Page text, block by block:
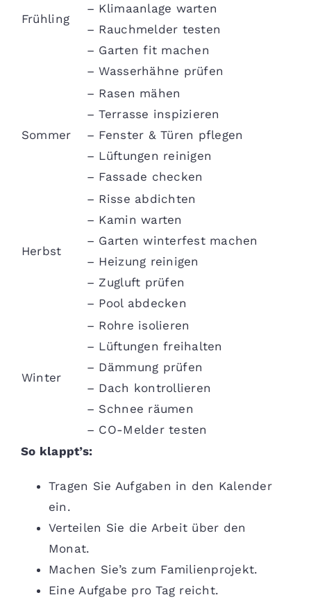
Frühling
– Klimaanlage warten
– Rauchmelder testen
– Garten fit machen
– Wasserhähne prüfen
Sommer
– Rasen mähen
– Terrasse inspizieren
– Fenster & Türen pflegen
– Lüftungen reinigen
– Fassade checken
Herbst
– Risse abdichten
– Kamin warten
– Garten winterfest machen
– Heizung reinigen
– Zugluft prüfen
– Pool abdecken
Winter
– Rohre isolieren
– Lüftungen freihalten
– Dämmung prüfen
– Dach kontrollieren
– Schnee räumen
– CO-Melder testen
So klappt’s:
Tragen Sie Aufgaben in den Kalender
ein.
Verteilen Sie die Arbeit über den
Monat.
Machen Sie’s zum Familienprojekt.
Eine Aufgabe pro Tag reicht.